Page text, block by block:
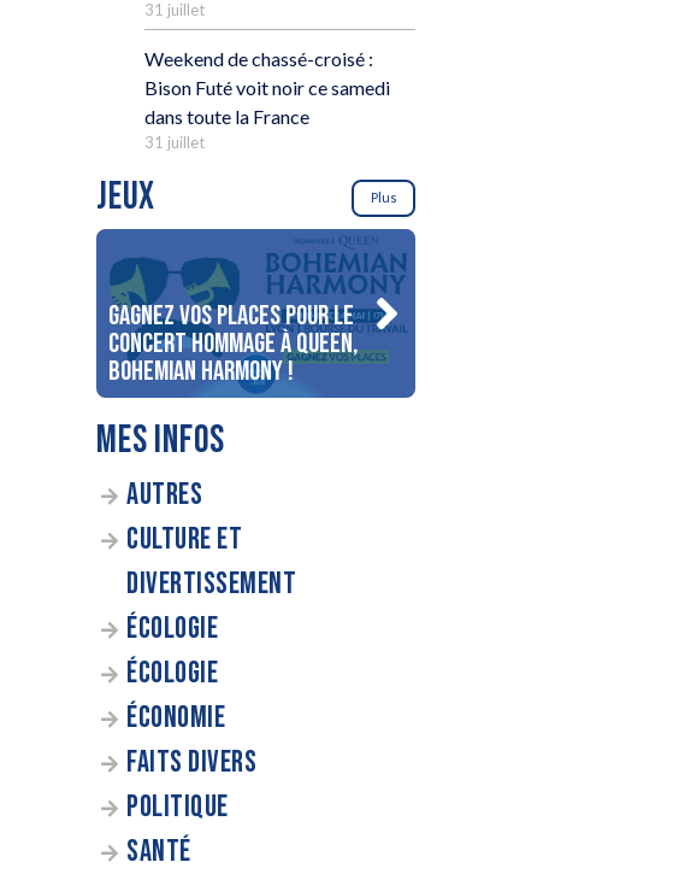
31 juillet
Weekend de chassé-croisé :
Bison Futé voit noir ce samedi
dans toute la France
31 juillet
JEUX Plus
Gagnez vos places pour le
concert Hommage à Queen,
Bohemian Harmony !
MES INFOS
AUTRES
CULTURE ET
DIVERTISSEMENT
ÉCOLOGIE
ÉCOLOGIE
ÉCONOMIE
FAITS DIVERS
POLITIQUE
SANTÉ